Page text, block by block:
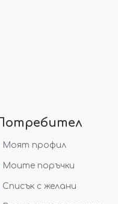
Моят профил
Моите поръчки
Списък с желани